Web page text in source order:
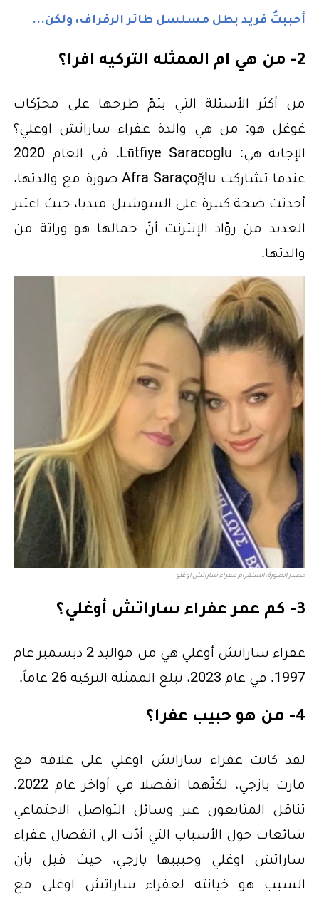
أحببتُ فريد بطل مسلسل طائر الرفراف، ولكن...
2- من هي ام الممثله التركيه افرا؟
من أكثر الأسئلة التي يتمّ طرحها على محرّكات
غوغل هو: من هي والدة عفراء ساراتش اوغلي؟
الإجابة هي: Lūtfiye Saracoglu. في العام 2020
عندما تشاركت Afra Saraçoğlu صورة مع والدتها،
أحدثت ضجة كبيرة على السوشيل ميديا، حيث اعتبر
العديد من روّاد الإنترنت أنّ جمالها هو وراثة من
والدتها.
مصدر الصورة: انستقرام عفراء ساراتش اوغلو
3- كم عمر عفراء ساراتش أوغلي؟
عفراء ساراتش أوغلي هي من مواليد 2 ديسمبر عام
1997. في عام 2023، تبلغ الممثلة التركية 26 عاماً.
4- من هو حبيب عفرا؟
لقد كانت عفراء ساراتش اوغلي على علاقة مع
مارت يازجي، لكنّهما انفصلا في أواخر عام 2022.
تناقل المتابعون عبر وسائل التواصل الاجتماعي
شائعات حول الأسباب التي أدّت الى انفصال عفراء
ساراتش اوغلي وحبيبها يازجي، حيث قيل بأن
السبب هو خيانته لعفراء ساراتش اوغلي مع